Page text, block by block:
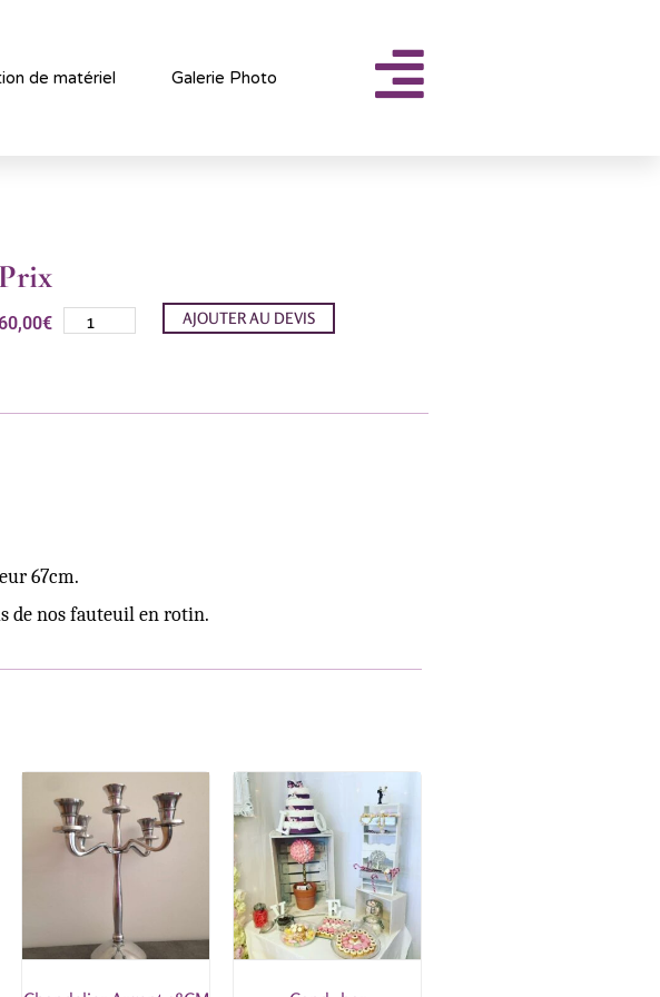
de matériel Galerie Photo
Prix
€ AJOUTER AU DEVIS
67cm.
de nos fauteuil en rotin.